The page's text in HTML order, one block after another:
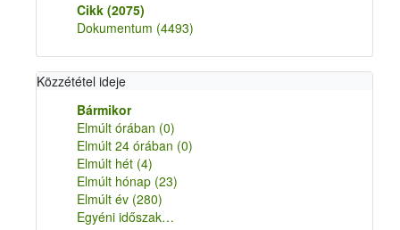
Cikk (2075)
Dokumentum (4493)
Közzététel ideje
Bármikor
Elmúlt órában (0)
Elmúlt 24 órában (0)
Elmúlt hét (4)
Elmúlt hónap (23)
Elmúlt év (280)
Egyéni időszak…